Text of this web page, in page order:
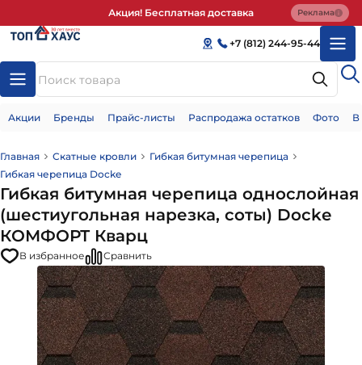
Акция! Бесплатная доставка Реклама
+7 (812) 244-95-44
Акции Бренды Прайс-листы Распродажа остатков Фото
Главная Скатные кровли
Гибкая битумная черепица
Гибкая черепица Docke
Гибкая битумная черепица однослойная
(шестиугольная нарезка, соты) Docke
КОМФОРТ Кварц
В избранное Сравнить